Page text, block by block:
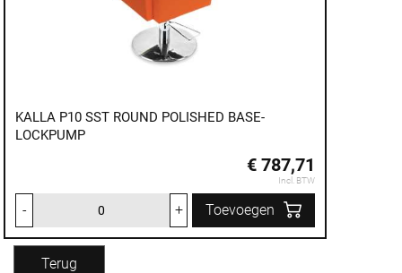
KALLA P10 SST ROUND POLISHED BASE-
LOCKPUMP
€ 787,71
Incl. BTW
- + Toevoegen
Terug